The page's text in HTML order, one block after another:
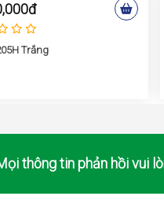
Trắng
thông tin phản hồi vui